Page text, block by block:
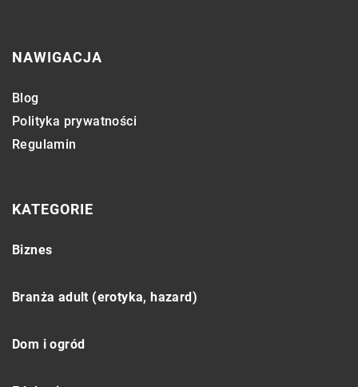
NAWIGACJA
Blog
Polityka prywatności
Regulamin
KATEGORIE
Biznes
Branża adult (erotyka, hazard)
Dom i ogród